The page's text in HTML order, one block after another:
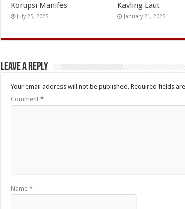
Korupsi Manifes
July 25, 2025
Kavling Laut
January 21, 2025
Leave a Reply
Your email address will not be published. Required fields
Comment *
Name *